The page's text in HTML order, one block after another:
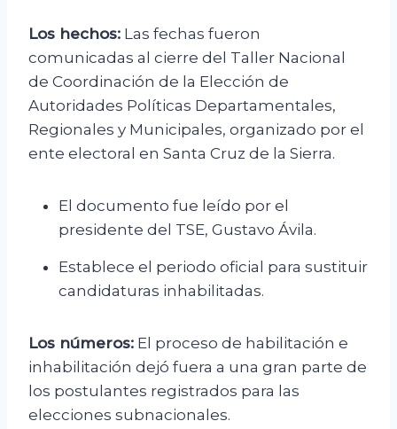
Los hechos: Las fechas fueron
comunicadas al cierre del Taller Nacional
de Coordinación de la Elección de
Autoridades Políticas Departamentales,
Regionales y Municipales, organizado por el
ente electoral en Santa Cruz de la Sierra.
El documento fue leído por el
presidente del TSE, Gustavo Ávila.
Establece el periodo oficial para sustituir
candidaturas inhabilitadas.
Los números: El proceso de habilitación e
inhabilitación dejó fuera a una gran parte de
los postulantes registrados para las
elecciones subnacionales.